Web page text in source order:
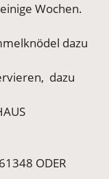
Wochen.
dazu
dazu
ODER